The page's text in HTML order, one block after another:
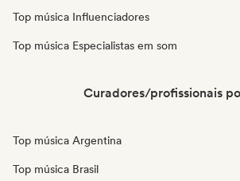
Top música Influenciadores
Top música Especialistas em som
Curadores/profissionais
Top música Argentina
Top música Brasil